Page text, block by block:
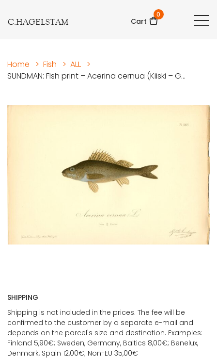
C.HAGELSTAM Cart
0
Home > Fish > ALL >
SUNDMAN: Fish print – Acerina cernua (Kiiski – G...
SHIPPING
Shipping is not included in the prices. The fee will be
confirmed to the customer by a separate e-mail and
depends on the parcel's size and destination. Examples:
Finland 5,90€; Sweden, Germany, Baltics 8,00€; Benelux,
Denmark, Spain 12,00€; Non-EU 35,00€